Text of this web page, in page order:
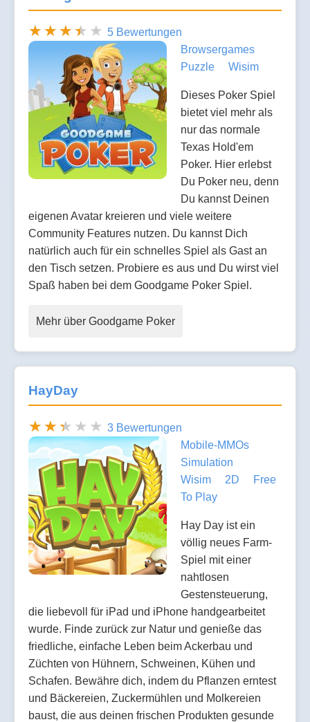
5 Bewertungen
Browsergames
Puzzle
Wisim
Dieses Poker Spiel
bietet viel mehr als
nur das normale
Texas Hold'em
Poker. Hier erlebst
Du Poker neu, denn
Du kannst Deinen
eigenen Avatar kreieren und viele weitere
Community Features nutzen. Du kannst Dich
natürlich auch für ein schnelles Spiel als Gast an
den Tisch setzen. Probiere es aus und Du wirst viel
Spaß haben bei dem Goodgame Poker Spiel.
Mehr über Goodgame Poker
HayDay
3 Bewertungen
Mobile-MMOs
Simulation
Wisim
2D
Free
To Play
Hay Day ist ein
völlig neues Farm-
Spiel mit einer
nahtlosen
Gestensteuerung,
die liebevoll für iPad und iPhone handgearbeitet
wurde. Finde zurück zur Natur und genieße das
friedliche, einfache Leben beim Ackerbau und
Züchten von Hühnern, Schweinen, Kühen und
Schafen. Bewähre dich, indem du Pflanzen erntest
und Bäckereien, Zuckermühlen und Molkereien
baust, die aus deinen frischen Produkten gesunde